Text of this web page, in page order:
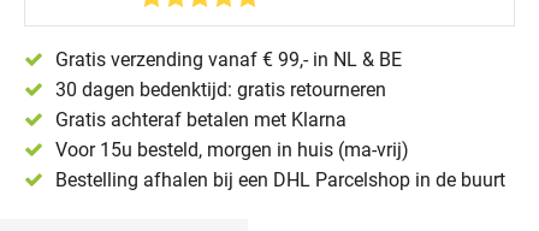
Gratis verzending vanaf € 99,- in NL & BE
30 dagen bedenktijd: gratis retourneren
Gratis achteraf betalen met Klarna
Voor 15u besteld, morgen in huis (ma-vrij)
Bestelling afhalen bij een DHL Parcelshop in de buurt